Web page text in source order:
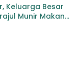
Keluarga Besar
Munir Makan
Semester